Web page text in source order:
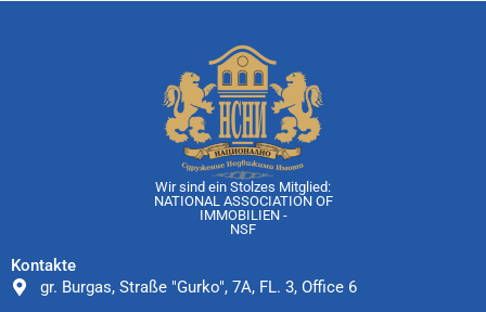
Wir sind ein Stolzes Mitglied:
NATIONAL ASSOCIATION OF
IMMOBILIEN -
NSF
Kontakte
gr. Burgas, Straße "Gurko", 7A, FL. 3, Office 6